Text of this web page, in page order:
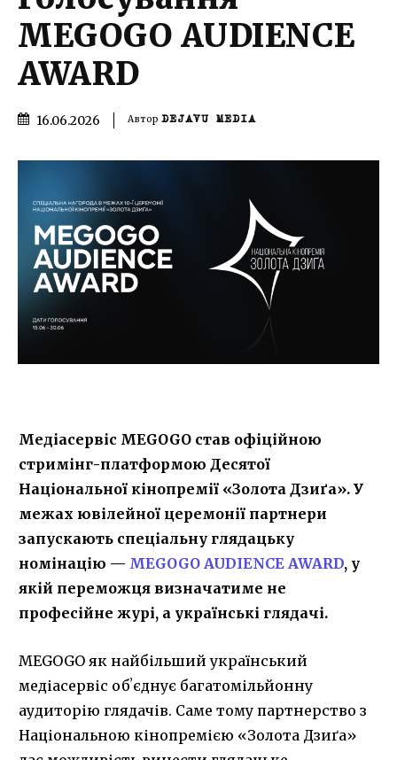
MEGOGO AUDIENCE
AWARD
16.06.2026 Автор DEJAVU MEDIA
Медіасервіс MEGOGO став офіційною
стримінг-платформою Десятої
Національної кінопремії «Золота Дзиґа». У
межах ювілейної церемонії партнери
запускають спеціальну глядацьку
номінацію — MEGOGO AUDIENCE AWARD, у
якій переможця визначатиме не
професійне журі, а українські глядачі.
MEGOGO як найбільший український
медіасервіс обʼєднує багатомільйонну
аудиторію глядачів. Саме тому партнерство з
Національною кінопремією «Золота Дзиґа»